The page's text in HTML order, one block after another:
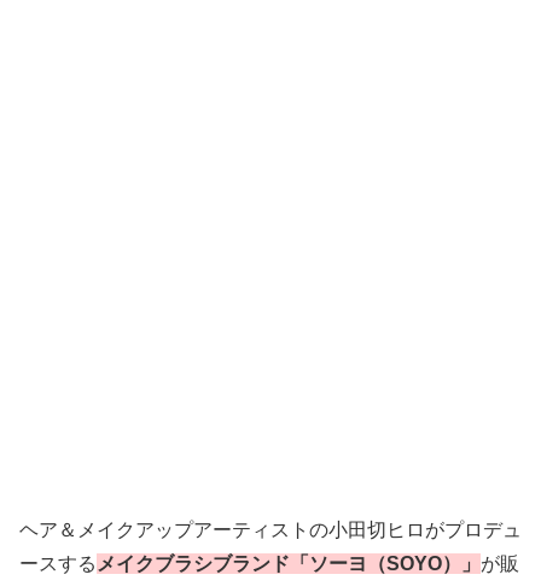
ヘア＆メイクアップアーティストの小田切ヒロがプロデュ
ースする メイクブラシブランド「ソーヨ（SOYO）」 が販